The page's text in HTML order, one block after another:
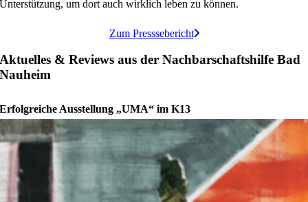
Unterstützung, um dort auch wirklich leben zu können.
Zum Presssebericht
Aktuelles & Reviews aus der Nachbarschaftshilfe Bad
Nauheim
Erfolgreiche Ausstellung „UMA“ im K13